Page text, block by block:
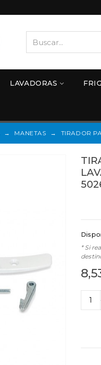
LAVADORAS
→ MANETAS → TIRADOR
* Si